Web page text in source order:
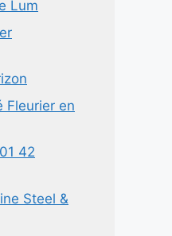
Lum
Fleurier en
42
Steel &